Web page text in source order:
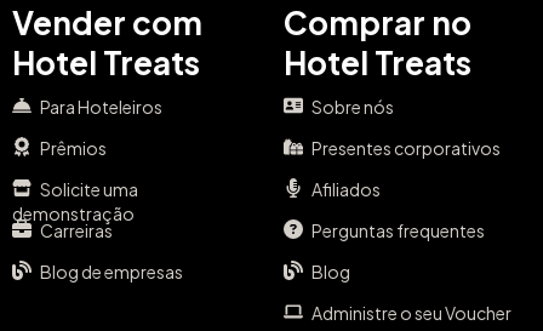
Vender com
Hotel Treats
Para Hoteleiros
Prêmios
Solicite uma
demonstração
Carreiras
Blog de empresas
Comprar no
Hotel Treats
Sobre nós
Presentes corporativos
Afiliados
Perguntas frequentes
Blog
Administre o seu Voucher